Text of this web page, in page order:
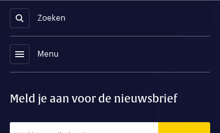
Zoeken
menu Menu
Meld je aan voor de nieuwsbrief